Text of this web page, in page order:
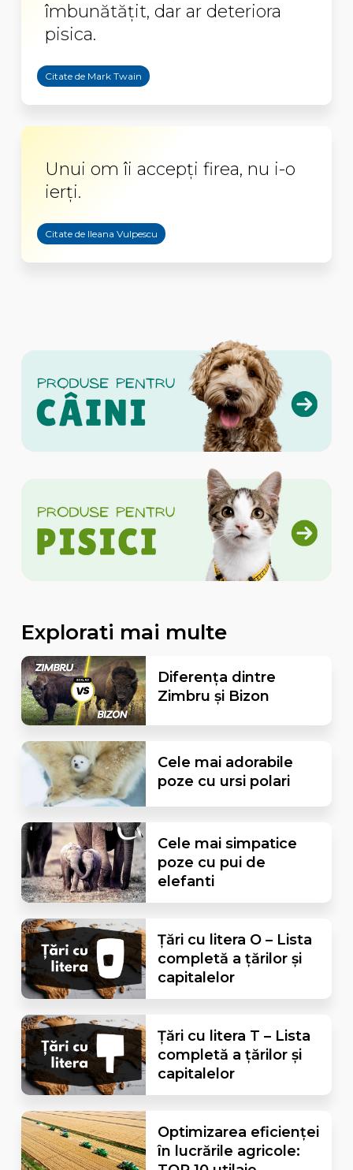
îmbunătățit, dar ar deteriora
pisica.
Citate de Mark Twain
Unui om îi accepți firea, nu i-o
ierți.
Citate de Ileana Vulpescu
Explorati mai multe
Diferența dintre
Zimbru și Bizon
Cele mai adorabile
poze cu ursi polari
Cele mai simpatice
poze cu pui de
elefanti
Țări cu litera O – Lista
completă a țărilor și
capitalelor
Țări cu litera T – Lista
completă a țărilor și
capitalelor
Optimizarea eficienței
în lucrările agricole: